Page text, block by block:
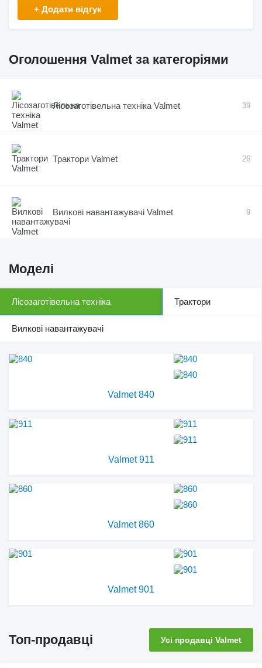
+ Додати відгук
Оголошення Valmet за категоріями
Лісозаготівельна техніка Valmet 39
Трактори Valmet 26
Вилкові навантажувачі Valmet 9
Моделі
Лісозаготівельна техніка Трактори
Вилкові навантажувачі
Valmet 840
Valmet 911
Valmet 860
Valmet 901
Топ-продавці Усі продавці Valmet